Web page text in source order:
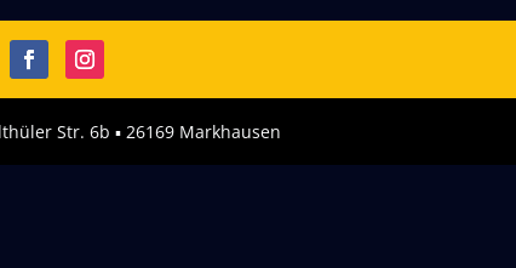
Str. 6b ▪︎ 26169 Markhausen